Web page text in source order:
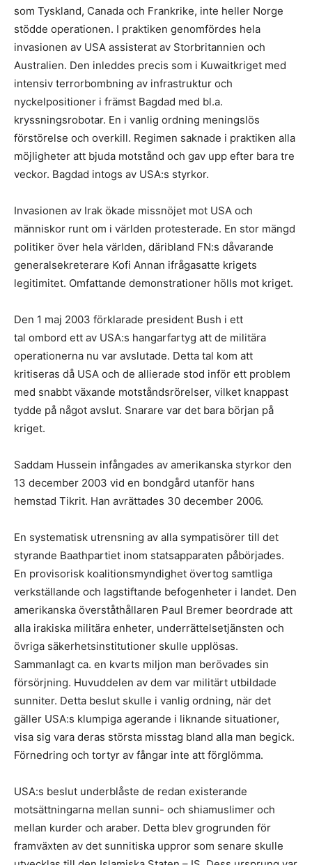
som Tyskland, Canada och Frankrike, inte heller Norge
stödde operationen. I praktiken genomfördes hela
invasionen av USA assisterat av Storbritannien och
Australien. Den inleddes precis som i Kuwaitkriget med
intensiv terrorbombning av infrastruktur och
nyckelpositioner i främst Bagdad med bl.a.
kryssningsrobotar. En i vanlig ordning meningslös
förstörelse och overkill. Regimen saknade i praktiken alla
möjligheter att bjuda motstånd och gav upp efter bara tre
veckor. Bagdad intogs av USA:s styrkor.
Invasionen av Irak ökade missnöjet mot USA och
människor runt om i världen protesterade. En stor mängd
politiker över hela världen, däribland FN:s dåvarande
generalsekreterare Kofi Annan ifrågasatte krigets
legitimitet. Omfattande demonstrationer hölls mot kriget.
Den 1 maj 2003 förklarade president Bush i ett
tal ombord ett av USA:s hangarfartyg att de militära
operationerna nu var avslutade. Detta tal kom att
kritiseras då USA och de allierade stod inför ett problem
med snabbt växande motståndsrörelser, vilket knappast
tydde på något avslut. Snarare var det bara början på
kriget.
Saddam Hussein infångades av amerikanska styrkor den
13 december 2003 vid en bondgård utanför hans
hemstad Tikrit. Han avrättades 30 december 2006.
En systematisk utrensning av alla sympatisörer till det
styrande Baathpartiet inom statsapparaten påbörjades.
En provisorisk koalitionsmyndighet övertog samtliga
verkställande och lagstiftande befogenheter i landet. Den
amerikanska överståthållaren Paul Bremer beordrade att
alla irakiska militära enheter, underrättelsetjänsten och
övriga säkerhetsinstitutioner skulle upplösas.
Sammanlagt ca. en kvarts miljon man berövades sin
försörjning. Huvuddelen av dem var militärt utbildade
sunniter. Detta beslut skulle i vanlig ordning, när det
gäller USA:s klumpiga agerande i liknande situationer,
visa sig vara deras största misstag bland alla man begick.
Förnedring och tortyr av fångar inte att förglömma.
USA:s beslut underblåste de redan existerande
motsättningarna mellan sunni- och shiamuslimer och
mellan kurder och araber. Detta blev grogrunden för
framväxten av det sunnitiska uppror som senare skulle